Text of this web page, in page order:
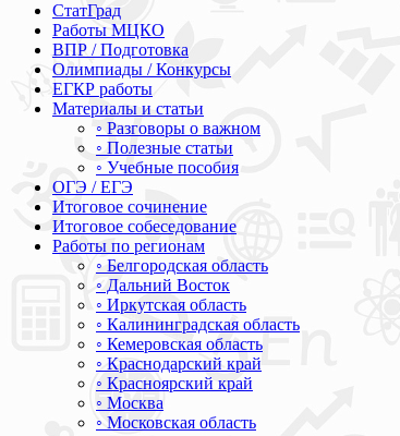
СтатГрад
Работы МЦКО
ВПР / Подготовка
Олимпиады / Конкурсы
ЕГКР работы
Материалы и статьи
◦ Разговоры о важном
◦ Полезные статьи
◦ Учебные пособия
ОГЭ / ЕГЭ
Итоговое сочинение
Итоговое собеседование
Работы по регионам
◦ Белгородская область
◦ Дальний Восток
◦ Иркутская область
◦ Калининградская область
◦ Кемеровская область
◦ Краснодарский край
◦ Красноярский край
◦ Москва
◦ Московская область